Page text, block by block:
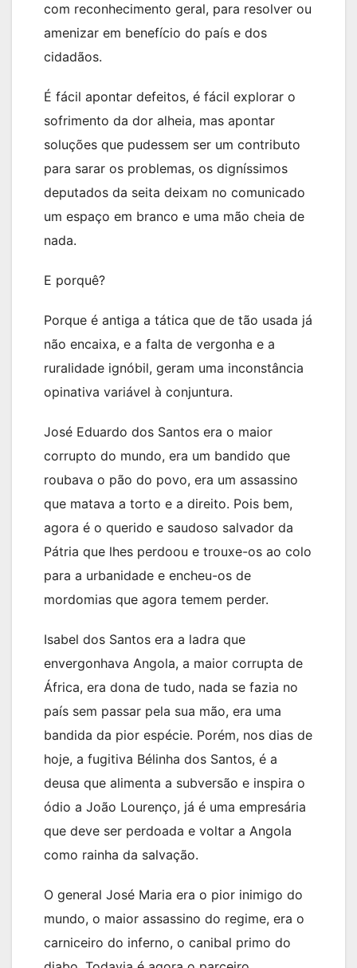
com reconhecimento geral, para resolver ou
amenizar em benefício do país e dos
cidadãos.
É fácil apontar defeitos, é fácil explorar o
sofrimento da dor alheia, mas apontar
soluções que pudessem ser um contributo
para sarar os problemas, os digníssimos
deputados da seita deixam no comunicado
um espaço em branco e uma mão cheia de
nada.
E porquê?
Porque é antiga a tática que de tão usada já
não encaixa, e a falta de vergonha e a
ruralidade ignóbil, geram uma inconstância
opinativa variável à conjuntura.
José Eduardo dos Santos era o maior
corrupto do mundo, era um bandido que
roubava o pão do povo, era um assassino
que matava a torto e a direito. Pois bem,
agora é o querido e saudoso salvador da
Pátria que lhes perdoou e trouxe-os ao colo
para a urbanidade e encheu-os de
mordomias que agora temem perder.
Isabel dos Santos era a ladra que
envergonhava Angola, a maior corrupta de
África, era dona de tudo, nada se fazia no
país sem passar pela sua mão, era uma
bandida da pior espécie. Porém, nos dias de
hoje, a fugitiva Bélinha dos Santos, é a
deusa que alimenta a subversão e inspira o
ódio a João Lourenço, já é uma empresária
que deve ser perdoada e voltar a Angola
como rainha da salvação.
O general José Maria era o pior inimigo do
mundo, o maior assassino do regime, era o
carniceiro do inferno, o canibal primo do